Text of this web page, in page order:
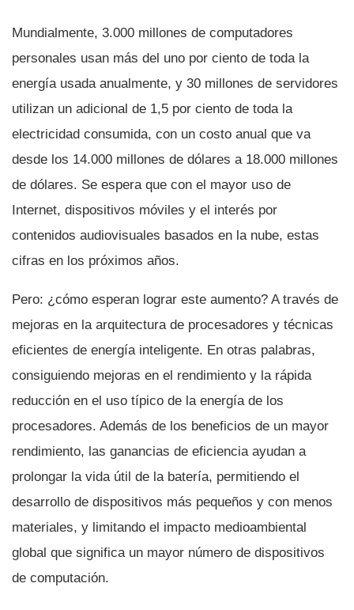
Mundialmente, 3.000 millones de computadores
personales usan más del uno por ciento de toda la
energí­a usada anualmente, y 30 millones de servidores
utilizan un adicional de 1,5 por ciento de toda la
electricidad consumida, con un costo anual que va
desde los 14.000 millones de dólares a 18.000 millones
de dólares. Se espera que con el mayor uso de
Internet, dispositivos móviles y el interés por
contenidos audiovisuales basados en la nube, estas
cifras en los próximos años.
Pero: ¿cómo esperan lograr este aumento? A través de
mejoras en la arquitectura de procesadores y técnicas
eficientes de energí­a inteligente. En otras palabras,
consiguiendo mejoras en el rendimiento y la rápida
reducción en el uso tí­pico de la energí­a de los
procesadores. Además de los beneficios de un mayor
rendimiento, las ganancias de eficiencia ayudan a
prolongar la vida útil de la baterí­a, permitiendo el
desarrollo de dispositivos más pequeños y con menos
materiales, y limitando el impacto medioambiental
global que significa un mayor número de dispositivos
de computación.